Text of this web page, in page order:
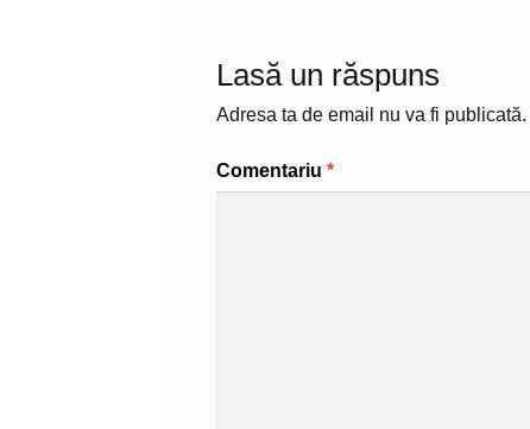
Lasă un răspuns
Adresa ta de email nu va fi publicată.
Comentariu *